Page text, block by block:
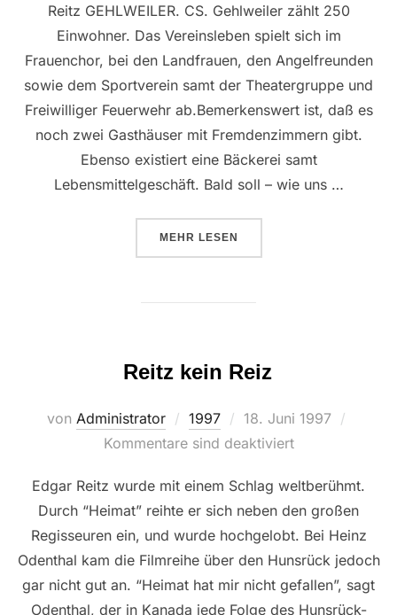
Reitz GEHLWEILER. CS. Gehlweiler zählt 250
Einwohner. Das Vereinsleben spielt sich im
Frauenchor, bei den Landfrauen, den Angelfreunden
sowie dem Sportverein samt der Theatergruppe und
Freiwilliger Feuerwehr ab.Bemerkenswert ist, daß es
noch zwei Gasthäuser mit Fremdenzimmern gibt.
Ebenso existiert eine Bäckerei samt
Lebensmittelgeschäft. Bald soll – wie uns …
MEHR ÜBER “DIE DORFSCHMIEDE
LESEN
Reitz kein Reiz
von Administrator 1997
Veröffentlicht
am
18. Juni 1997
Kommentare sind deaktiviert
Edgar Reitz wurde mit einem Schlag weltberühmt.
Durch “Heimat” reihte er sich neben den großen
Regisseuren ein, und wurde hochgelobt. Bei Heinz
Odenthal kam die Filmreihe über den Hunsrück jedoch
gar nicht gut an. “Heimat hat mir nicht gefallen”, sagt
Odenthal, der in Kanada jede Folge des Hunsrück-